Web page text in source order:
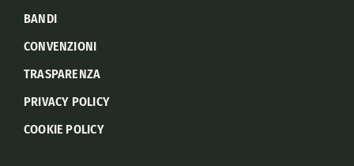
BANDI
CONVENZIONI
TRASPARENZA
PRIVACY POLICY
COOKIE POLICY